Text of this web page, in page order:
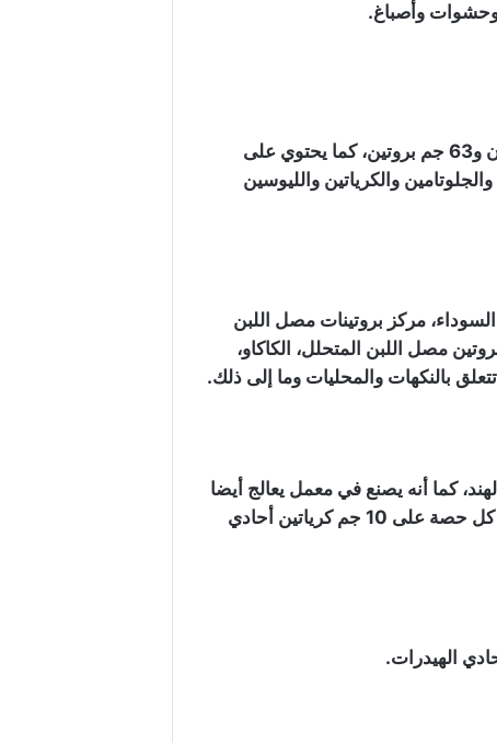
وحشوات وأصباغ.
يحتوي في كل حصة 235 جم على 132 جم كربوهيدرات و6جم دهون و63 جم بروتين، كما يحتوي على
والكرياتين والليوسين
مركز بروتينات مصل اللبن
مصل اللبن المتحلل، الكاكاو،
بالنكهات والمحليات وما إلى ذلك.
كما أنه يصنع في معمل يعالج أيضا
الفول السوداني والمكسرات والأسماك والقمح والمحار. كما تحتوي كل حصة على 10 جم كرياتين أحادي
الهيدرات.